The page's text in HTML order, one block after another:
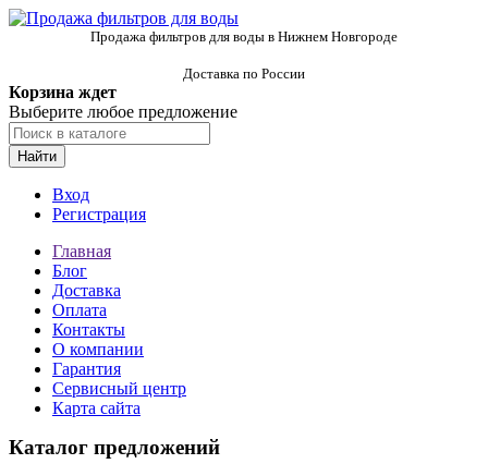
Продажа фильтров для воды в Нижнем Новгороде
Доставка по России
Корзина ждет
Выберите любое предложение
Найти
Вход
Регистрация
Главная
Блог
Доставка
Оплата
Контакты
О компании
Гарантия
Сервисный центр
Карта сайта
Каталог предложений